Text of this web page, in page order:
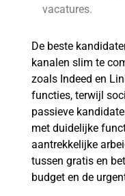
vacatures.
De beste
kanalen slim te
zoals Indeed en
functies, terwijl
passieve
met duidelijke
aantrekkelijke
tussen gratis en
budget en de